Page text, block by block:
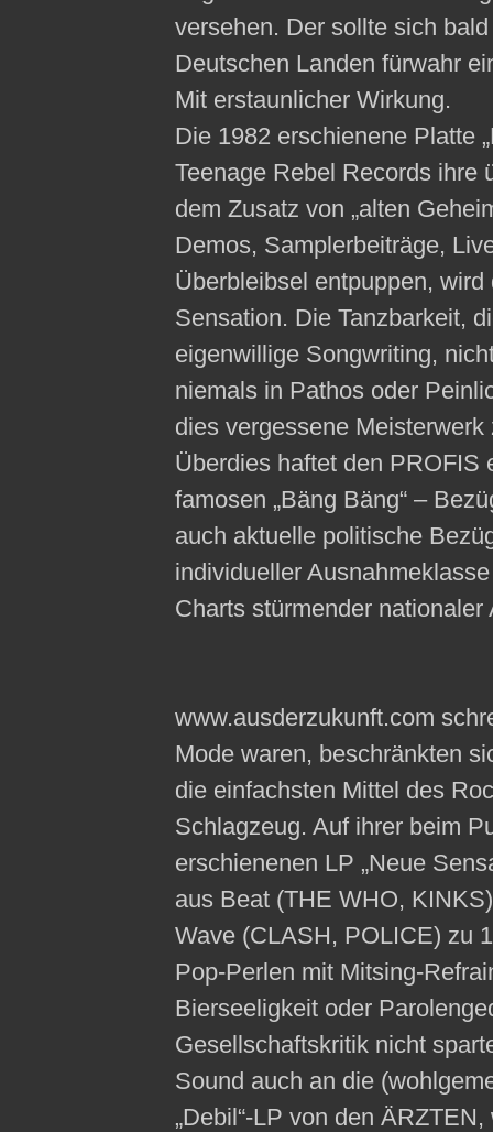
versehen. Der sollte sich
Deutschen Landen fürwahr
Mit erstaunlicher Wirkung.
Die 1982 erschienene Platte
Teenage Rebel Records ihre
dem Zusatz von „alten
Demos, Samplerbeiträge,
Überbleibsel entpuppen,
Sensation. Die Tanzbarkeit,
eigenwillige Songwriting,
niemals in Pathos oder
dies vergessene
Überdies haftet den PROFIS
famosen „Bäng Bäng“ –
auch aktuelle politische
individueller
Charts stürmender
www.ausderzukunft.com
Mode waren, beschränkten
die einfachsten Mittel des
Schlagzeug. Auf ihrer beim
erschienenen LP „Neue
aus Beat (THE WHO,
Wave (CLASH, POLICE) zu
Pop-Perlen mit Mitsing-
Bierseeligkeit oder
Gesellschaftskritik nicht
Sound auch an die
„Debil“-LP von den